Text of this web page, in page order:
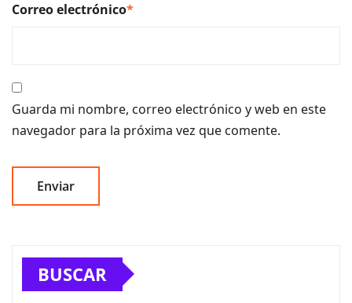
Correo electrónico*
Guarda mi nombre, correo electrónico y web en este
navegador para la próxima vez que comente.
BUSCAR